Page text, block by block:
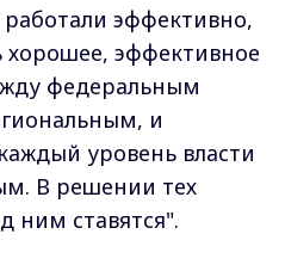
эффективно,
эффективное
федеральным
и
уровень власти
В решении тех
ним ставятся".